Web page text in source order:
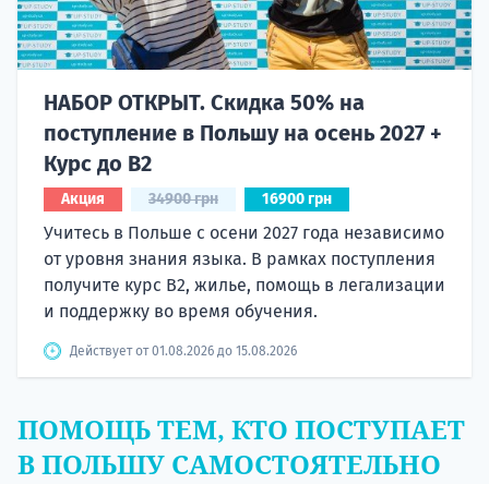
НАБОР ОТКРЫТ. Скидка 50% на
поступление в Польшу на осень 2027 +
Курс до B2
Акция 34900 грн 16900 грн
Учитесь в Польше с осени 2027 года независимо
от уровня знания языка. В рамках поступления
получите курс B2, жилье, помощь в легализации
и поддержку во время обучения.
Действует от 01.08.2026 до 15.08.2026
ПОМОЩЬ ТЕМ, КТО ПОСТУПАЕТ
В ПОЛЬШУ САМОСТОЯТЕЛЬНО